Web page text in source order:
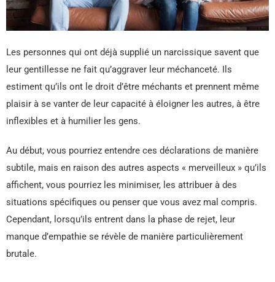
Les personnes qui ont déjà supplié un narcissique savent que
leur gentillesse ne fait qu’aggraver leur méchanceté. Ils
estiment qu’ils ont le droit d’être méchants et prennent même
plaisir à se vanter de leur capacité à éloigner les autres, à être
inflexibles et à humilier les gens.
Au début, vous pourriez entendre ces déclarations de manière
subtile, mais en raison des autres aspects « merveilleux » qu’ils
affichent, vous pourriez les minimiser, les attribuer à des
situations spécifiques ou penser que vous avez mal compris.
Cependant, lorsqu’ils entrent dans la phase de rejet, leur
manque d’empathie se révèle de manière particulièrement
brutale.